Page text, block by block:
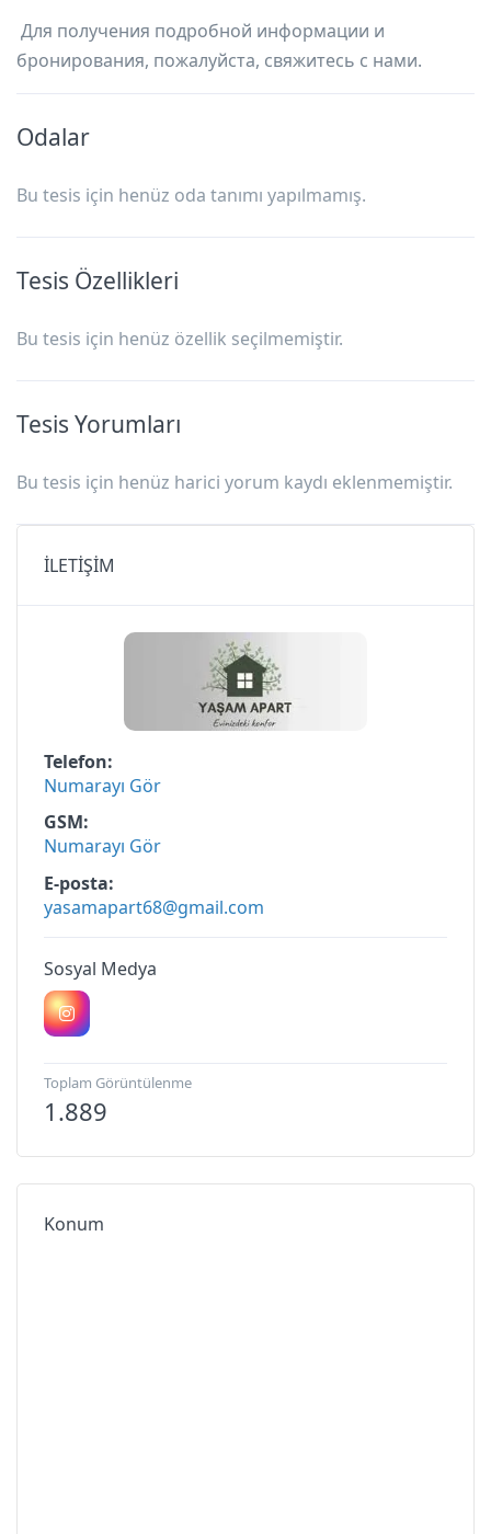
Для получения подробной информации и
бронирования, пожалуйста, свяжитесь с нами.
Odalar
Bu tesis için henüz oda tanımı yapılmamış.
Tesis Özellikleri
Bu tesis için henüz özellik seçilmemiştir.
Tesis Yorumları
Bu tesis için henüz harici yorum kaydı eklenmemiştir.
İLETİŞİM
Telefon
Numarayı Gör
GSM
Numarayı Gör
E-posta
yasamapart68@gmail.com
Sosyal Medya
Toplam Görüntülenme
1.889
Konum